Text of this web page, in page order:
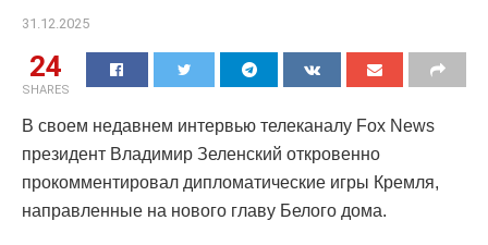
31.12.2025
24
SHARES
В своем недавнем интервью телеканалу Fox News
президент Владимир Зеленский откровенно
прокомментировал дипломатические игры Кремля,
направленные на нового главу Белого дома.